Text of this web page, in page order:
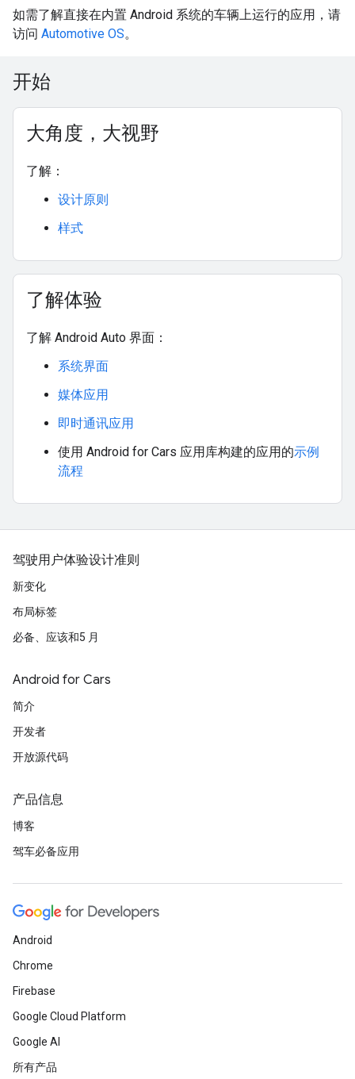
如需了解直接在内置 Android 系统的车辆上运行的应用，请
访问 Automotive OS。
开始
大角度，大视野
了解：
设计原则
样式
了解体验
了解 Android Auto 界面：
系统界面
媒体应用
即时通讯应用
使用 Android for Cars 应用库构建的应用的示例
流程
驾驶用户体验设计准则
新变化
布局标签
必备、应该和5 月
Android for Cars
简介
开发者
开放源代码
产品信息
博客
驾车必备应用
Android
Chrome
Firebase
Google Cloud Platform
Google AI
所有产品